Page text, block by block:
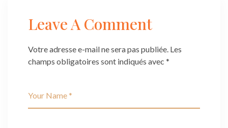
Leave A Comment
Votre adresse e-mail ne sera pas publiée. Les
champs obligatoires sont indiqués avec *